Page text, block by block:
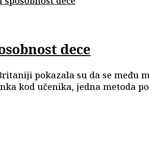
dece
pokazala su da se među
kod učenika, jedna metoda